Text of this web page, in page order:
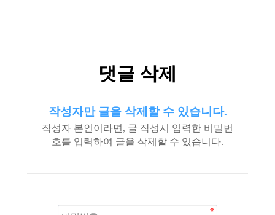
댓글 삭제
작성자만 글을 삭제할 수 있습니다.
작성자 본인이라면, 글 작성시 입력한 비밀번
호를 입력하여 글을 삭제할 수 있습니다.